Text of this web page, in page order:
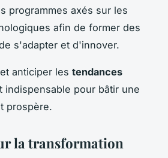
programmes axés sur les
afin de former des
s'adapter et d'innover.
anticiper les tendances
indispensable pour bâtir une
prospère.
la transformation